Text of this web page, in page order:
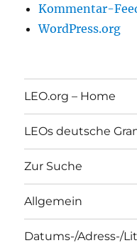
Kommentar-
WordPress.org
LEO.org – Home
LEOs deutsche
Zur Suche
Allgemein
Datums-/Adress-/